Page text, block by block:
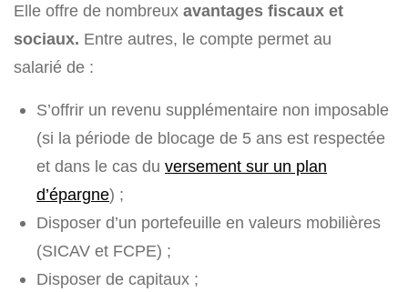
Elle offre de nombreux avantages fiscaux et
sociaux. Entre autres, le compte permet au
salarié de :
S’offrir un revenu supplémentaire non imposable
(si la période de blocage de 5 ans est respectée
et dans le cas du versement sur un plan
d’épargne) ;
Disposer d’un portefeuille en valeurs mobilières
(SICAV et FCPE) ;
Disposer de capitaux ;